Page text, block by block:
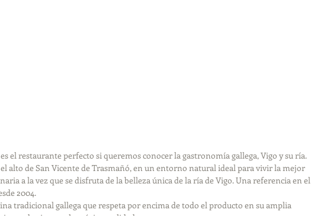
el restaurante perfecto si queremos conocer la gastronomía gallega, Vigo y su ría.
alto de San Vicente de Trasmañó, en un entorno natural ideal para vivir la mejor
a la vez que se disfruta de la belleza única de la ría de Vigo. Una referencia en el
2004.
tradicional gallega que respeta por encima de todo el producto en su amplia